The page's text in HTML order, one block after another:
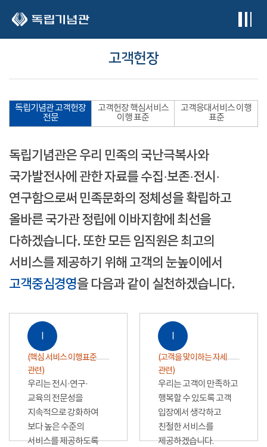
고객헌장
독립기념관 고객헌장
전문
고객헌장 핵심서비스
이행 표준
고객응대서비스 이행
표준
독립기념관은 우리 민족의 국난극복사와
국가발전사에 관한 자료를 수집·보존·전시·
연구함으로써 민족문화의 정체성을 확립하고
올바른 국가관 정립에 이바지함에 최선을
다하겠습니다. 또한 모든 임직원은 최고의
서비스를 제공하기 위해 고객의 눈높이에서
고객중심경영을 다음과 같이 실천하겠습니다.
Ⅰ
(핵심 서비스 이행표준
관련)
우리는 전시·연구·
교육의 전문성을
지속적으로 강화하여
보다 높은 수준의
서비스를 제공하도록
Ⅰ
(고객을 맞이하는 자세
관련)
우리는 고객이 만족하고
행복할 수 있도록 고객
입장에서 생각하고
친절한 서비스를
제공하겠습니다.